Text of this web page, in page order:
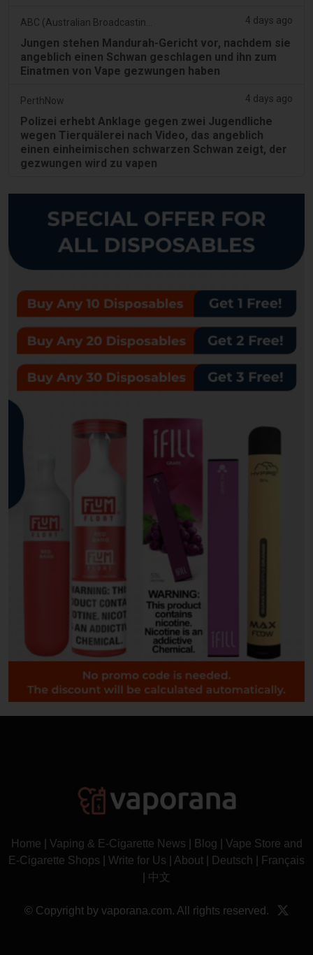
4 days ago
Jungen stehen Mandurah-Gericht vor, nachdem sie
angeblich einen Schwan geschlagen und ihn zum
Einatmen von Vape gezwungen haben
PerthNow 4 days ago
Polizei erhebt Anklage gegen zwei Jugendliche
wegen Tierquälerei nach Video, das angeblich
einen einheimischen schwarzen Schwan zeigt, der
gezwungen wird zu vapen
Home Vaping & E-Cigarette News Blog
Vape Store and
E-Cigarette Shops
Write for Us About Deutsch
Français
中文
© Copyright by vaporana.com. All rights reserved.